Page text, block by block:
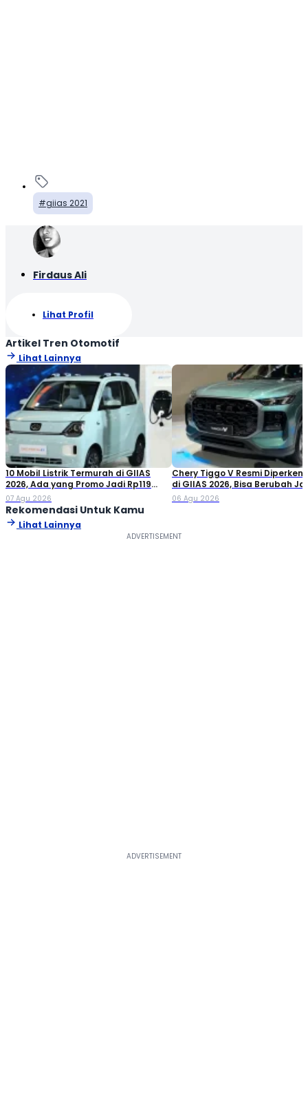
giias 2021
Firdaus Ali
Lihat Profil
Artikel Tren Otomotif
Lihat Lainnya
10 Mobil Listrik Termurah di GIIAS
2026, Ada yang Promo Jadi Rp119
Jutaan!
07 Agu 2026
Chery Tiggo V Resmi
di GIIAS 2026, Bisa Berubah
Double Cabin
06 Agu 2026
Rekomendasi Untuk Kamu
Lihat Lainnya